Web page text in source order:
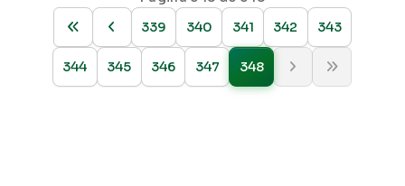
339
340 341 342 343
344 345 346 347 348